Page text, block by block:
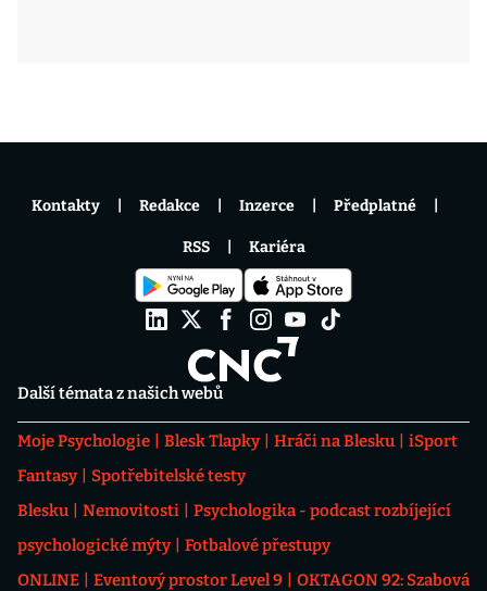
Další témata z našich webů
Moje Psychologie Blesk Tlapky Hráči na Blesku
iSport
Fantasy
Spotřebitelské testy
Blesku
Nemovitosti
Psychologika - podcast rozbíjející
psychologické mýty
Fotbalové přestupy
ONLINE
Eventový prostor Level 9
OKTAGON 92: Szabová
Kontakty Redakce Inzerce Předplatné
RSS Kariéra